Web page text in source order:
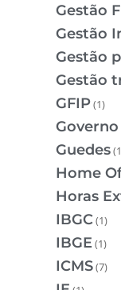
Gestão
Gestão
Gestão
Gestão
GFIP(1)
Guedes
Home
Horas
IBGC(1)
IBGE(1)
ICMS(7)